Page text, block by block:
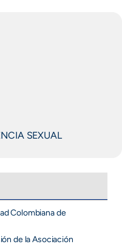
SEXUAL
Colombiana de
de la Asociación